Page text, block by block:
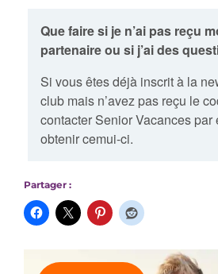
Que faire si je n’ai pas reçu
partenaire ou si j’ai des
Si vous êtes déjà inscrit à la
club mais n’avez pas reçu le
contacter Senior Vacances par
obtenir cemui-ci.
Partager :